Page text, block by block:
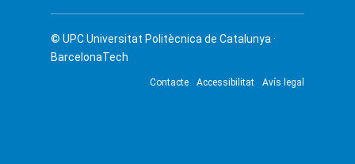
© UPCUniversitat Politècnica de Catalunya ·
BarcelonaTech
Contacte Accessibilitat Avís legal